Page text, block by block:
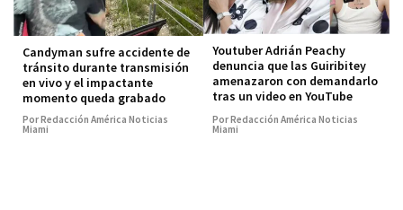
Candyman sufre accidente de
tránsito durante transmisión
en vivo y el impactante
momento queda grabado
Por Redacción América Noticias
Miami
Youtuber Adrián Peachy
denuncia que las Guiribitey
amenazaron con demandarlo
tras un video en YouTube
Por Redacción América Noticias
Miami